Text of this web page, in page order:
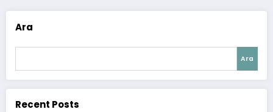
Ara
Ara
Recent Posts